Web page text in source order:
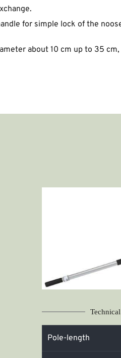
for simple lock of the
about 10 cm up to 35
Pole-length